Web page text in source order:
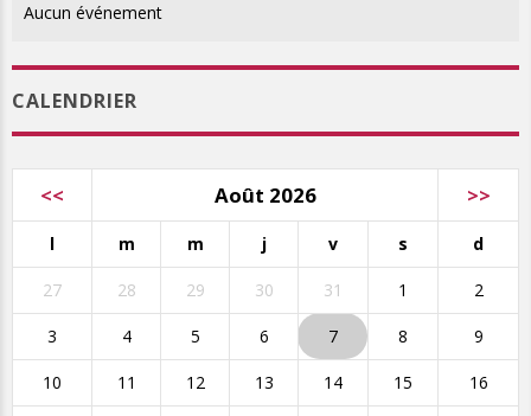
Aucun événement
CALENDRIER
<< Août 2026 >>
l m m j v s d
27 28 29 30 31 1 2
3 4 5 6 7 8 9
10 11 12 13 14 15 16